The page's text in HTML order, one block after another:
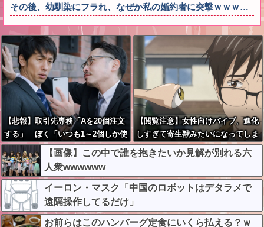
その後、幼馴染にフラれ、なぜか私の婚約者に突撃ｗｗｗ…
【悲報】取引先専務「Aを20個注文
する」 ぼく「いつも1～2個しか使
わないけど本当に20であってる？」
取専「あってる」→結果『こう』
なったんだがコレワイが悪いん
か？？？？？？？？
【閲覧注意】女性向けバイブ、進化
しすぎて寄生獣みたいになってしま
う・・・
【画像】この中で誰を抱きたいか見解が別れる六
人衆wwwwww
イーロン・マスク「中国のロボットはデタラメで
遠隔操作してるだけ」
お前らはこのハンバーグ定食にいくら払える？ｗ